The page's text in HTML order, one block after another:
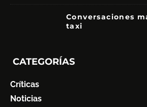
Conversaciones
taxi
CATEGORÍAS
Críticas
Noticias